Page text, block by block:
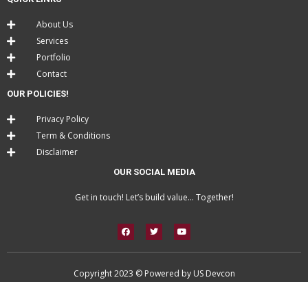
About Us
Services
Portfolio
Contact
OUR POLICIES!
Privacy Policy
Term & Conditions
Disclaimer
OUR SOCIAL MEDIA
Get in touch! Let’s build value… Together!
F
a
c
e
o
o
T
w
i
t
r
Y
o
u
t
b
e
Copyright 2023 © Powered by US Devcon